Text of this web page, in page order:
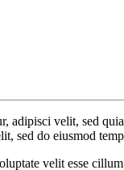
adipisci velit, sed
sed do eiusmod
velit esse